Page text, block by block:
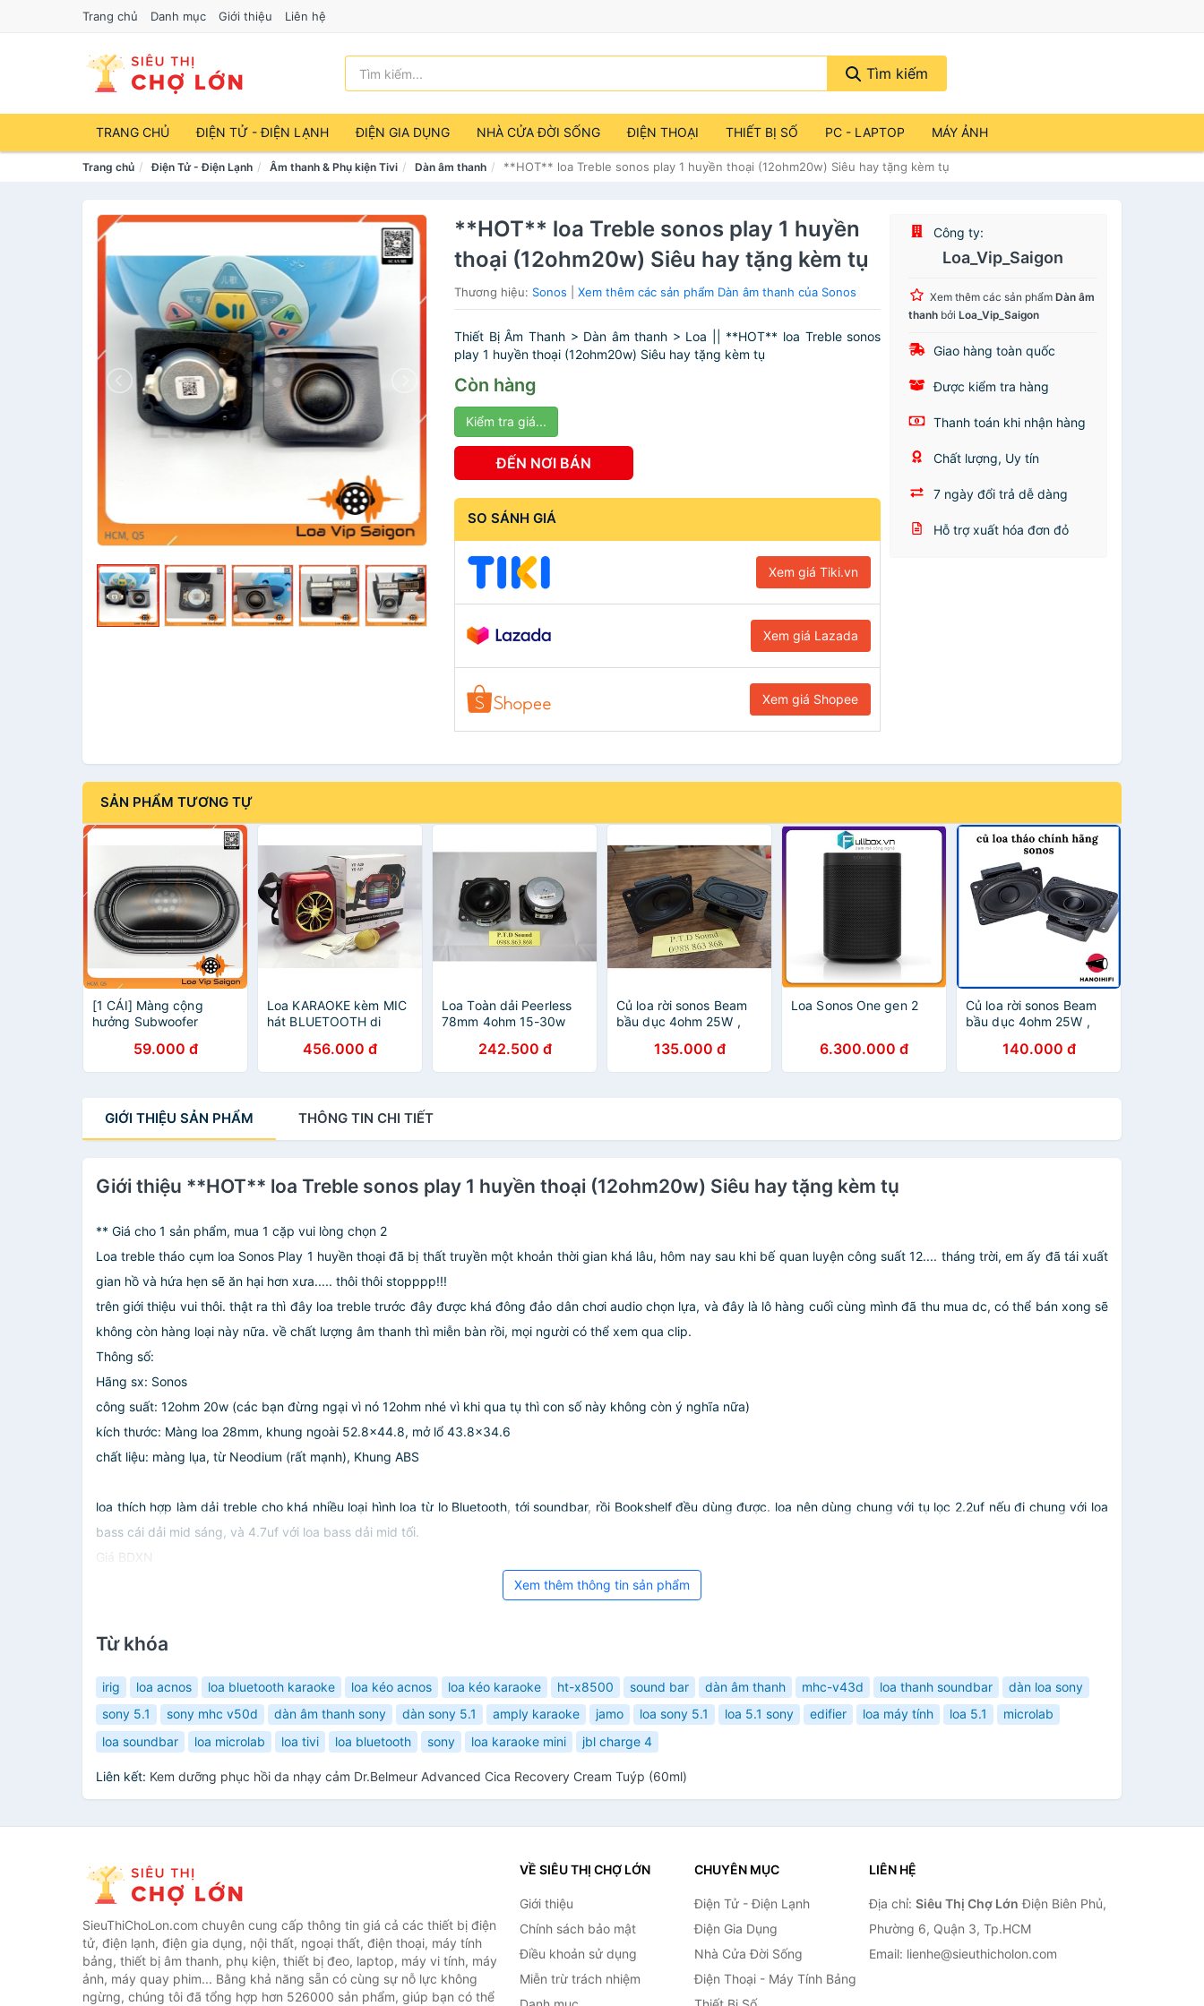
Trang chủ Danh mục Giới thiệu Liên hệ
Tìm kiếm
TRANG CHỦ ĐIỆN TỬ - ĐIỆN LẠNH ĐIỆN GIA DỤNG NHÀ CỬA ĐỜI SỐNG ĐIỆN THOẠI THIẾT BỊ SỐ PC - LAPTOP MÁY ẢNH
Trang chủ Điện Tử - Điện Lạnh Âm thanh & Phụ kiện Tivi Dàn âm thanh **HOT** loa Treble sonos play 1 huyền thoại (12ohm20w) Siêu hay tặng kèm tụ
**HOT** loa Treble sonos play 1 huyền
thoại (12ohm20w) Siêu hay tặng kèm tụ
Thương hiệu: Sonos |Xem thêm các sản phẩm Dàn âm thanh của Sonos
Thiết Bị Âm Thanh > Dàn âm thanh > Loa || **HOT** loa Treble sonos
play 1 huyền thoại (12ohm20w) Siêu hay tặng kèm tụ
Còn hàng
Kiểm tra giá...
ĐẾN NƠI BÁN
SO SÁNH GIÁ
Xem giá Tiki.vn
Xem giá Lazada
Xem giá Shopee
Công ty:
Loa_Vip_Saigon
Xem thêm các sản phẩmDàn âm
thanh bởiLoa_Vip_Saigon
Giao hàng toàn quốc
Được kiểm tra hàng
Thanh toán khi nhận hàng
Chất lượng, Uy tín
7 ngày đổi trả dễ dàng
Hỗ trợ xuất hóa đơn đỏ
SẢN PHẨM TƯƠNG TỰ
[1 CÁI] Màng cộng
hưởng Subwoofer
59.000 đ
Loa KARAOKE kèm MIC
hát BLUETOOTH di
456.000 đ
Loa Toàn dải Peerless
78mm 4ohm 15-30w
1 - Từ PTD Sound
242.500 đ
Củ loa rời sonos Beam
bầu dục 4ohm 25W ,
4ohm 30w. Độ chế loa,
siêu bass, siêu trầm từ
135.000 đ
Loa Sonos One gen 2
6.300.000 đ
Củ loa rời sonos Beam
bầu dục 4ohm 25W ,
4ohm 30w. Độ chế loa,
siêu bass, siêu trầm
140.000 đ
GIỚI THIỆU SẢN PHẨM THÔNG TIN CHI TIẾT
Giới thiệu **HOT** loa Treble sonos play 1 huyền thoại (12ohm20w) Siêu hay tặng kèm tụ
** Giá cho 1 sản phẩm, mua 1 cặp vui lòng chọn 2
Loa treble tháo cụm loa Sonos Play 1 huyền thoại đã bị thất truyền một khoản thời gian khá lâu, hôm nay sau khi bế quan luyện công suất 12.... tháng trời, em ấy đã tái xuất
gian hồ và hứa hẹn sẽ ăn hại hơn xưa..... thôi thôi stopppp!!!
trên giới thiệu vui thôi. thật ra thì đây loa treble trước đây được khá đông đảo dân chơi audio chọn lựa, và đây là lô hàng cuối cùng mình đã thu mua dc, có thể bán xong sẽ
không còn hàng loại này nữa. về chất lượng âm thanh thì miễn bàn rồi, mọi người có thể xem qua clip.
Thông số:
Hãng sx: Sonos
công suất: 12ohm 20w (các bạn đừng ngại vì nó 12ohm nhé vì khi qua tụ thì con số này không còn ý nghĩa nữa)
kích thước: Màng loa 28mm, khung ngoài 52.8x44.8, mở lổ 43.8x34.6
chất liệu: màng lụa, từ Neodium (rất mạnh), Khung ABS
loa thích hợp làm dải treble cho khá nhiều loại hình loa từ lo Bluetooth, tới soundbar, rồi Bookshelf đều dùng được. loa nên dùng chung với tụ lọc 2.2uf nếu đi chung với loa
bass cái dải mid sáng, và 4.7uf với loa bass dải mid tối.
Giá BDXN
Xem thêm thông tin sản phẩm
Từ khóa
irig loa acnos loa bluetooth karaoke loa kéo acnos loa kéo karaoke ht-x8500 sound bar dàn âm thanh mhc-v43d loa thanh soundbar
dàn loa sony
sony 5.1
sony mhc v50d dàn âm thanh sony dàn sony 5.1 amply karaoke jamo loa sony 5.1 loa 5.1 sony edifier loa máy tính loa 5.1
microlab
loa soundbar
loa microlab loa tivi loa bluetooth sony loa karaoke mini jbl charge 4
Liên kết: Kem dưỡng phục hồi da nhạy cảm Dr.Belmeur Advanced Cica Recovery Cream Tuýp (60ml)
SieuThiChoLon.com chuyên cung cấp thông tin giá cả các thiết bị điện
tử, điện lạnh, điện gia dụng, nội thất, ngoại thất, điện thoại, máy tính
bảng, thiết bị âm thanh, phụ kiện, thiết bị đeo, laptop, máy vi tính, máy
ảnh, máy quay phim... Bằng khả năng sẵn có cùng sự nỗ lực không
ngừng, chúng tôi đã tổng hợp hơn 526000 sản phẩm, giúp bạn có thể
VỀ SIÊU THỊ CHỢ LỚN
Giới thiệu
Chính sách bảo mật
Điều khoản sử dụng
Miễn trừ trách nhiệm
CHUYÊN MỤC
Điện Tử - Điện Lạnh
Điện Gia Dụng
Nhà Cửa Đời Sống
Điện Thoại - Máy Tính Bảng
LIÊN HỆ
Địa chỉ: Siêu Thị Chợ Lớn Điện Biên Phủ,
Phường 6, Quận 3, Tp.HCM
Email: lienhe@sieuthicholon.com